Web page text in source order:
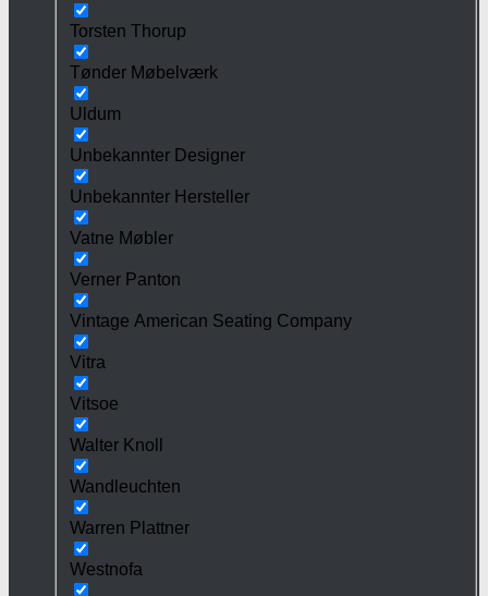
Torsten Thorup
Tønder Møbelværk
Uldum
Unbekannter Designer
Unbekannter Hersteller
Vatne Møbler
Verner Panton
Vintage American Seating Company
Vitra
Vitsoe
Walter Knoll
Wandleuchten
Warren Plattner
Westnofa